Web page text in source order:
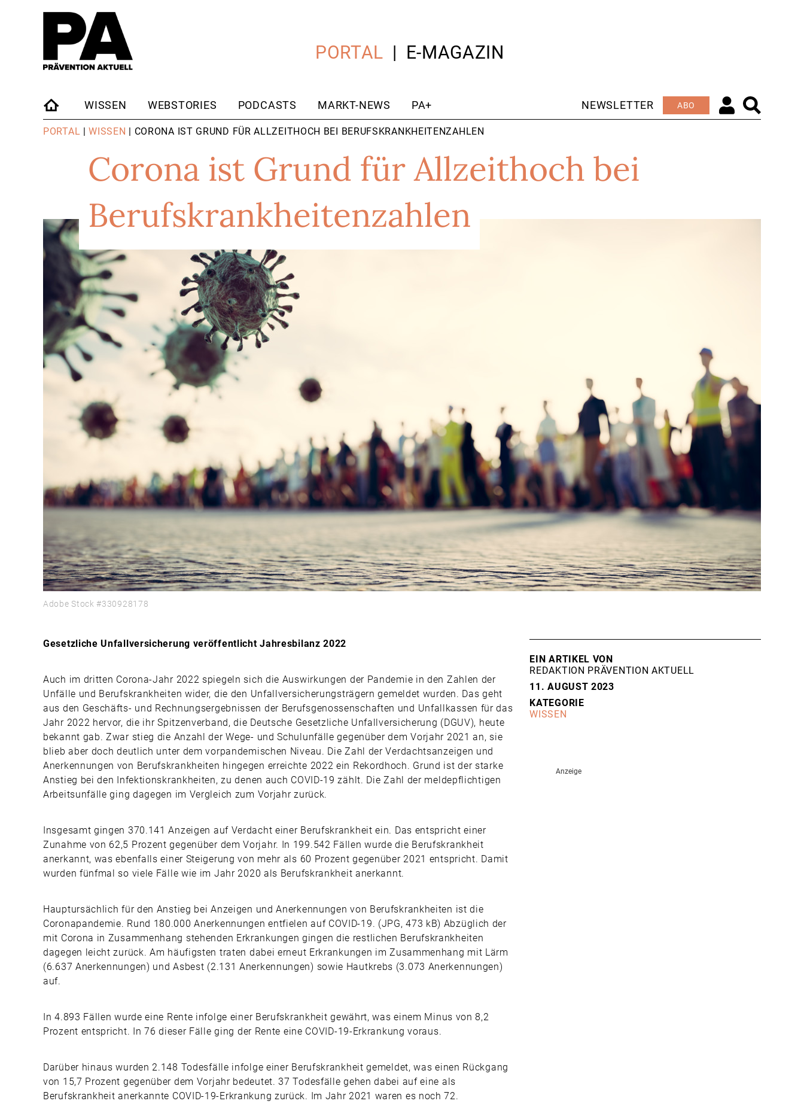
PORTAL E-MAGAZIN
STARTSEITE
WISSEN WEBSTORIES PODCASTS MARKT-NEWS PA+ NEWSLETTER ABO
PORTAL |WISSEN | CORONA IST GRUND FÜR ALLZEITHOCH BEI BERUFSKRANKHEITENZAHLEN
Corona ist Grund für Allzeithoch bei
Berufskrankheitenzahlen
Adobe Stock #330928178
Gesetzliche Unfallversicherung veröffentlicht Jahresbilanz 2022
Auch im dritten Corona-Jahr 2022 spiegeln sich die Auswirkungen der Pandemie in den Zahlen der
Unfälle und Berufskrankheiten wider, die den Unfallversicherungsträgern gemeldet wurden. Das geht
aus den Geschäfts- und Rechnungsergebnissen der Berufsgenossenschaften und Unfallkassen für das
Jahr 2022 hervor, die ihr Spitzenverband, die Deutsche Gesetzliche Unfallversicherung (DGUV), heute
bekannt gab. Zwar stieg die Anzahl der Wege- und Schulunfälle gegenüber dem Vorjahr 2021 an, sie
blieb aber doch deutlich unter dem vorpandemischen Niveau. Die Zahl der Verdachtsanzeigen und
Anerkennungen von Berufskrankheiten hingegen erreichte 2022 ein Rekordhoch. Grund ist der starke
Anstieg bei den Infektionskrankheiten, zu denen auch COVID-19 zählt. Die Zahl der meldepflichtigen
Arbeitsunfälle ging dagegen im Vergleich zum Vorjahr zurück.
Insgesamt gingen 370.141 Anzeigen auf Verdacht einer Berufskrankheit ein. Das entspricht einer
Zunahme von 62,5 Prozent gegenüber dem Vorjahr. In 199.542 Fällen wurde die Berufskrankheit
anerkannt, was ebenfalls einer Steigerung von mehr als 60 Prozent gegenüber 2021 entspricht. Damit
wurden fünfmal so viele Fälle wie im Jahr 2020 als Berufskrankheit anerkannt.
Hauptursächlich für den Anstieg bei Anzeigen und Anerkennungen von Berufskrankheiten ist die
Coronapandemie. Rund 180.000 Anerkennungen entfielen auf COVID-19. (JPG, 473 kB) Abzüglich der
mit Corona in Zusammenhang stehenden Erkrankungen gingen die restlichen Berufskrankheiten
dagegen leicht zurück. Am häufigsten traten dabei erneut Erkrankungen im Zusammenhang mit Lärm
(6.637 Anerkennungen) und Asbest (2.131 Anerkennungen) sowie Hautkrebs (3.073 Anerkennungen)
auf.
In 4.893 Fällen wurde eine Rente infolge einer Berufskrankheit gewährt, was einem Minus von 8,2
Prozent entspricht. In 76 dieser Fälle ging der Rente eine COVID-19-Erkrankung voraus.
Darüber hinaus wurden 2.148 Todesfälle infolge einer Berufskrankheit gemeldet, was einen Rückgang
von 15,7 Prozent gegenüber dem Vorjahr bedeutet. 37 Todesfälle gehen dabei auf eine als
Berufskrankheit anerkannte COVID-19-Erkrankung zurück. Im Jahr 2021 waren es noch 72.
EIN ARTIKEL VON
REDAKTION PRÄVENTION AKTUELL
11. AUGUST 2023
KATEGORIE
WISSEN